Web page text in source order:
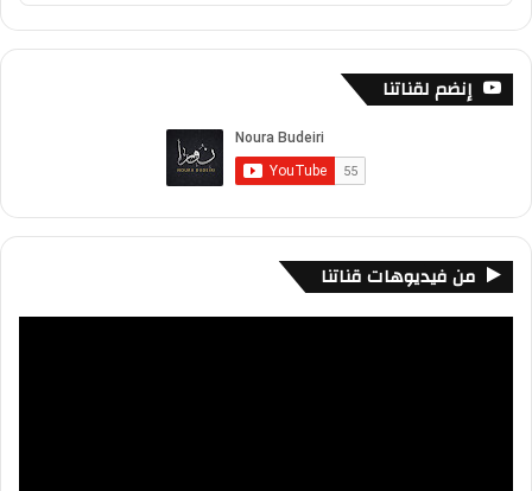
Information
إنضم لقناتنا
من فيديوهات قناتنا